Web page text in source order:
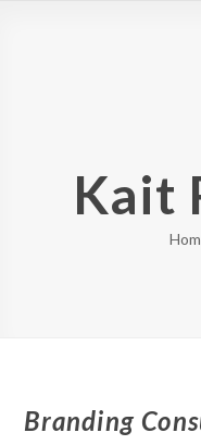
Kait
Branding